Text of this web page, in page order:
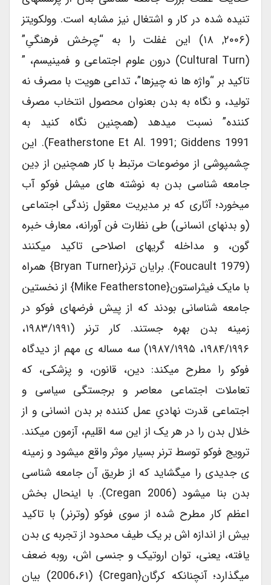
تنیده شده در کار و اشتغال نیز مشابه است. وولکویتز
(۲۰۰۶, ۱۸) این غفلت را به “چرخش فرهنگیِ”
(cultural Turn) درون علوم اجتماعی و فمینیسم، ”
تاکید بر “واژه ها نه چیزها”، تداعی هویت با مصرف نه
تولید، و نگاه به بدن بعنوان محصول انتخاب مصرف
کننده” نسبت میدهد (همچنین نگاه کنید به
Featherstone Et Al. 1991; Giddens 1991). این
چشمپوشی از موضوعات مرتبط با کار همچنین از دِین
جامعه شناسی بدن به نوشته های میشل فوکو آب
میخورد؛ آثاری که بر مدیریت معقول زندگی اجتماعی
(و بدنهای انسانی) طی نظارت فن آورانه، معارف خبره
گون، و مداخله گریهای اصلاحی تاکید میکنند
(Foucault 1979). برایان ترنر{Bryan Turner} همراه
با مایک فیثراستون{Mike Featherstone} از نخستین
جامعه شناسانی بودند که از پیش فرضهای فوکو در
زمینه بدن بهره جستند. کار ترنر (۱۹۸۳/۱۹۹۱،
۱۹۸۴/۱۹۹۶، ۱۹۸۷/۱۹۹۵) سه مساله ی مهم از دیدگاه
فوکو را مطرح میکند: دین، قانون، و پزشکی، که
تعاملات اجتماعی معاصر و برجستگی سیاسی و
اجتماعی قدرت نهادیِ عمل کننده بر بدن انسانی و از
خلال بدن را در هر یک از این سه اقلیم، آزمون میکند.
ترویج فوکو توسط ترنر بسیار موثر واقع میشود و زمینه
ی جدیدی را میگشاید که از طریق آن جامعه شناسی
بدن بنا میشود (Cregan 2006). با اینحال بخش
اعظم کار مطرح شده از سوی فوکو (وترنر) با تاکید
بیش از اندازه اش بر یک طیف محدود از تجربه ی بدن
یافته، یعنی، توان اروتیک و جنسی اش، روبه ضعف
میگذارد؛ آنچنانکه کرگان{Cregan} (2006،۶۱) بیان